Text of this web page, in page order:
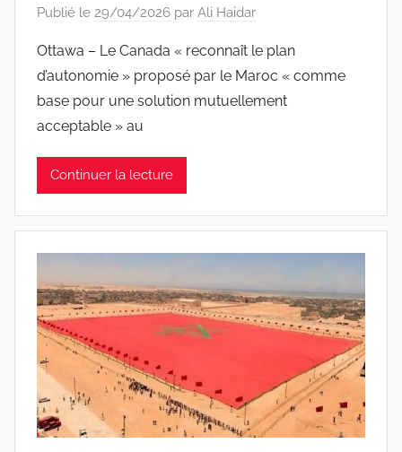
Publié le 29/04/2026 par Ali Haidar
Ottawa – Le Canada « reconnaît le plan
d’autonomie » proposé par le Maroc « comme
base pour une solution mutuellement
acceptable » au
Continuer la lecture